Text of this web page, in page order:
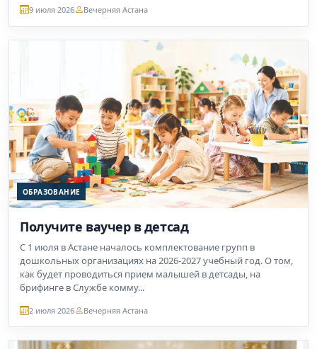
9 июля 2026 Вечерняя Астана
ОБРАЗОВАНИЕ
Получите ваучер в детсад
С 1 июля в Астане началось комплектование групп в
дошкольных организациях на 2026-2027 учебный год. О том,
как будет проводиться прием малышей в детсады, на
брифинге в Службе комму...
2 июля 2026 Вечерняя Астана